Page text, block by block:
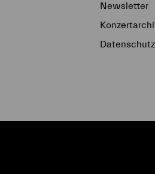
Newsletter
Datenschutz